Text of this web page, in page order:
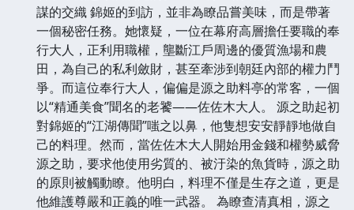
謀的交織 錦姬的到訪，並非為瞭品嘗美味，而是帶著
一個秘密任務。她懷疑，一位在幕府高層擔任要職的奉
行大人，正利用職權，壟斷江戶周邊的優質漁場和農
田，為自己的私利斂財，甚至牽涉到朝廷內部的權力鬥
爭。而這位奉行大人，偏偏是源之助料亭的常客，一個
以“精通美食”聞名的老饕——佐佐木大人。 源之助起初
對錦姬的“江湖傳聞”嗤之以鼻，他隻想安安靜靜地做自
己的料理。然而，當佐佐木大人開始用金錢和權勢威脅
源之助，要求他使用劣質的、被汙染的魚貨時，源之助
的原則被觸動瞭。他明白，料理不僅是生存之道，更是
他維護尊嚴和正義的唯一武器。 為瞭查清真相，源之